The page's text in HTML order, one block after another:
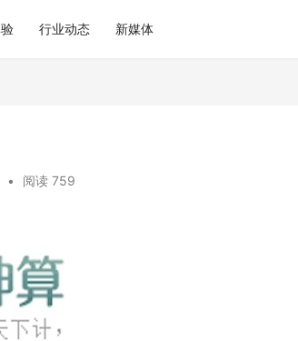
行业动态 新媒体
• 阅读 759